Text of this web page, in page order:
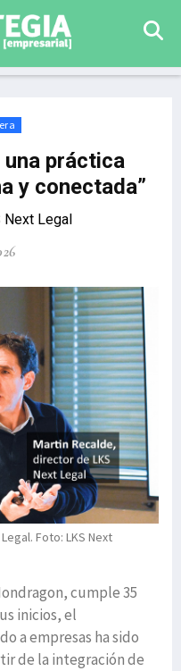
una práctica
y conectada”
Next Legal
Foto: LKS Next
cumple 35
inicios, el
a empresas ha sido
de la integración de